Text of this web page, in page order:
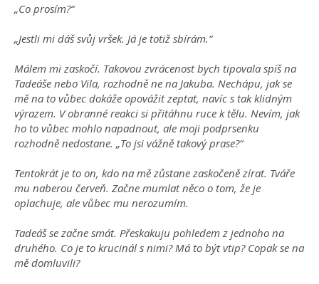
„Co prosím?“
„Jestli mi dáš svůj vršek. Já je totiž sbírám.“
Málem mi zaskočí. Takovou zvrácenost bych tipovala spíš na
Tadeáše nebo Vila, rozhodně ne na Jakuba. Nechápu, jak se
mě na to vůbec dokáže opovážit zeptat, navíc s tak klidným
výrazem. V obranné reakci si přitáhnu ruce k tělu. Nevím, jak
ho to vůbec mohlo napadnout, ale moji podprsenku
rozhodně nedostane. „To jsi vážně takový prase?“
Tentokrát je to on, kdo na mě zůstane zaskočeně zírat. Tváře
mu naberou červeň. Začne mumlat něco o tom, že je
oplachuje, ale vůbec mu nerozumím.
Tadeáš se začne smát. Přeskakuju pohledem z jednoho na
druhého. Co je to krucinál s nimi? Má to být vtip? Copak se na
mě domluvili?